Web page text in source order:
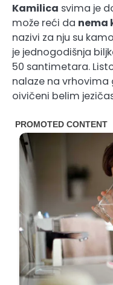
Kamilica svima je
može reći da nema
nazivi za nju su
je jednogodišnja
50 santimetara.
nalaze na vrhovima
oivičeni belim